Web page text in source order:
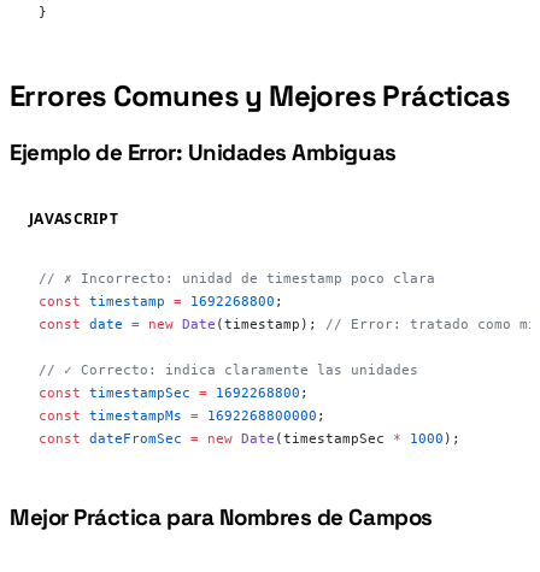
}
#
Errores Comunes y Mejores Prácticas
#
Ejemplo de Error: Unidades Ambiguas
JAVASCRIPT
// ✗ Incorrecto: unidad de timestamp poco clara
const timestamp = 1692268800 ;
const date = new Date (timestamp); // Error: tratado como
// ✓ Correcto: indica claramente las unidades
const timestampSec = 1692268800 ;
const timestampMs = 1692268800000 ;
const dateFromSec = new Date (timestampSec * 1000 );
#
Mejor Práctica para Nombres de Campos